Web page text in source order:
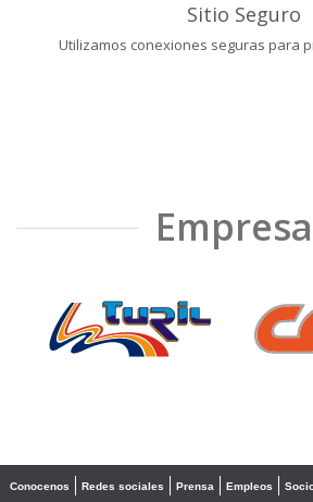
Sitio Seguro
Utilizamos conexiones seguras para
❮
Conocenos Redes sociales Prensa Empleos